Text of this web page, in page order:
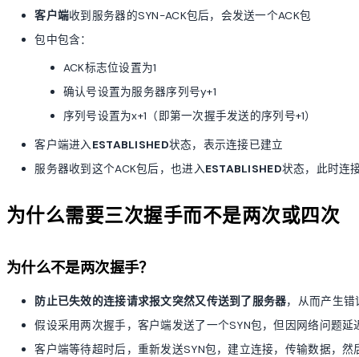
客户端收到服务器的SYN-ACK包后，会发送一个ACK包
包中包含：
ACK标志位设置为1
确认号设置为服务器序列号y+1
序列号设置为x+1（即第一次握手发送的序列号+1）
客户端进入ESTABLISHED状态，表示连接已建立
服务器收到这个ACK包后，也进入ESTABLISHED状态，此时连
为什么需要三次握手而不是两次或四次
为什么不是两次握手？
防止已失效的连接请求报文突然又传送到了服务器，从而产生错
假设采用两次握手，客户端发送了一个SYN包，但因网络问题延
客户端等待超时后，重新发送SYN包，建立连接，传输数据，然